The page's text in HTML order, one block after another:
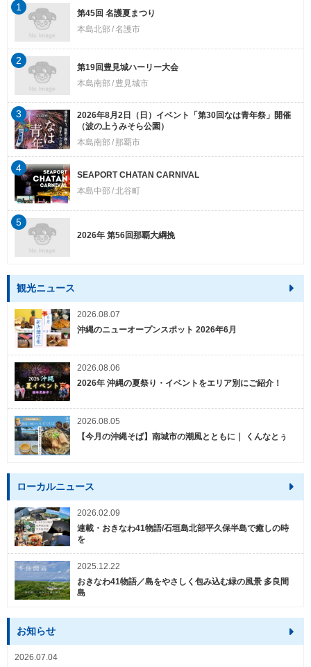
第45回 名護夏まつり
本島北部 名護市
1
第19回豊見城ハーリー大会
本島南部
豊見城市
2
2026年8月2日（日）イベント「第30回なは青年祭」開催
（波の上うみそら公園）
本島南部
那覇市
3
SEAPORT CHATAN CARNIVAL
本島中部 北谷町
4
2026年 第56回那覇大綱挽
5
観光ニュース
2026.08.07
沖縄のニューオープンスポット 2026年6月
2026.08.06
2026年 沖縄の夏祭り・イベントをエリア別にご紹介！
2026.08.05
【今月の沖縄そば】南城市の潮風とともに｜ くんなとぅ
ローカルニュース
2026.02.09
連載・おきなわ41物語/石垣島北部平久保半島で癒しの時
を
2025.12.22
おきなわ41物語／島をやさしく包み込む緑の風景 多良間
島
お知らせ
2026.07.04